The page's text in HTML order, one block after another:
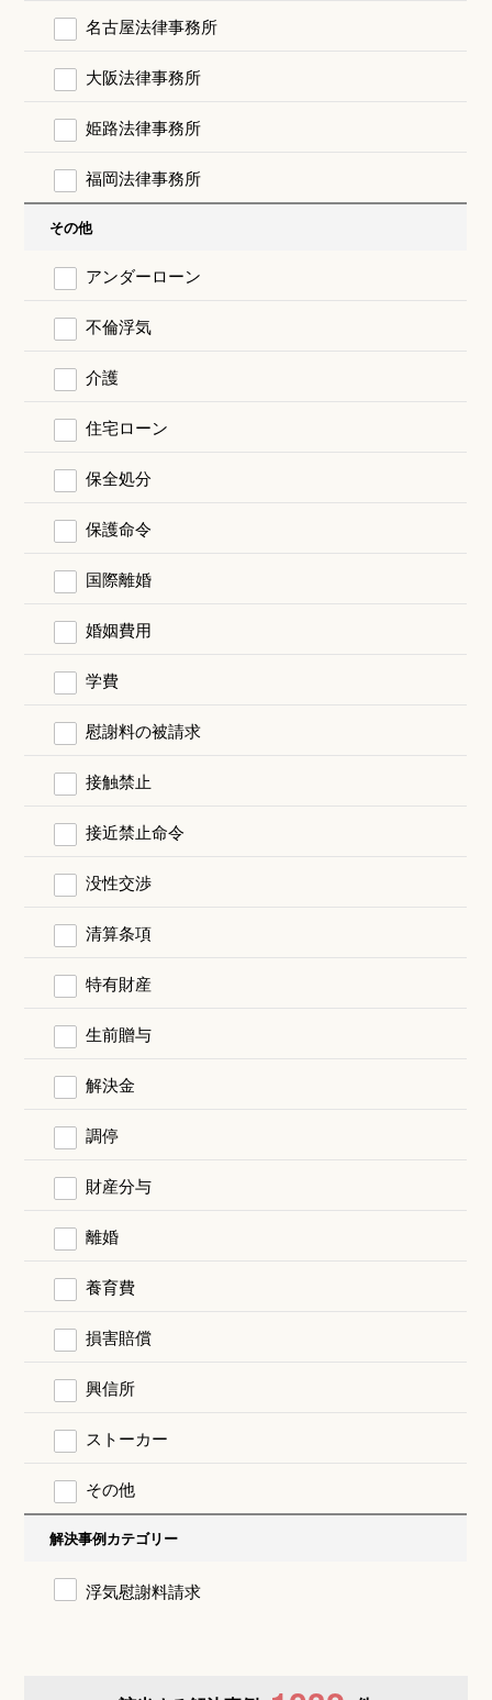
名古屋法律事務所
大阪法律事務所
姫路法律事務所
福岡法律事務所
その他
アンダーローン
不倫浮気
介護
住宅ローン
保全処分
保護命令
国際離婚
婚姻費用
学費
慰謝料の被請求
接触禁止
接近禁止命令
没性交渉
清算条項
特有財産
生前贈与
解決金
調停
財産分与
離婚
養育費
損害賠償
興信所
ストーカー
その他
解決事例カテゴリー
浮気慰謝料請求